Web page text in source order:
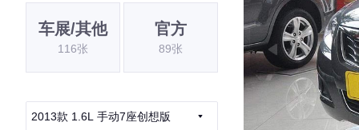
车展/其他
116张
官方
89张
2013款 1.6L 手动7座创想版